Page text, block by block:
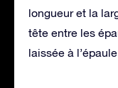
longueur et la
tête entre les
laissée à